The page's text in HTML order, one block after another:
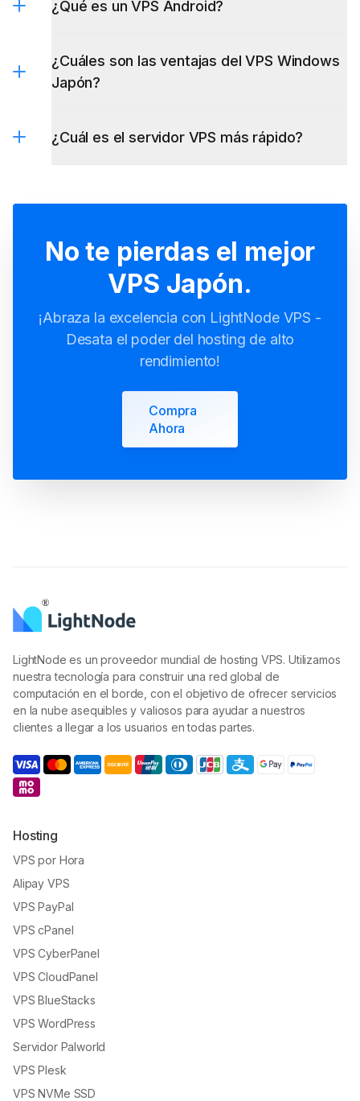
¿Qué es un VPS Android?
¿Cuáles son las ventajas del VPS Windows
Japón?
¿Cuál es el servidor VPS más rápido?
No te pierdas el mejor
VPS Japón.
¡Abraza la excelencia con LightNode VPS -
Desata el poder del hosting de alto
rendimiento!
Compra
Ahora
LightNode es un proveedor mundial de hosting VPS. Utilizamos
nuestra tecnología para construir una red global de
computación en el borde, con el objetivo de ofrecer servicios
en la nube asequibles y valiosos para ayudar a nuestros
clientes a llegar a los usuarios en todas partes.
Hosting
VPS por Hora
Alipay VPS
VPS PayPal
VPS cPanel
VPS CyberPanel
VPS CloudPanel
VPS BlueStacks
VPS WordPress
Servidor Palworld
VPS Plesk
VPS NVMe SSD